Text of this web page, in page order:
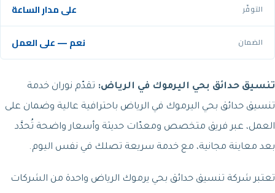
التوفّر على مدار الساعة
الضمان نعم — على العمل
تنسيق حدائق بحي اليرموك في الرياض: تقدّم نوران خدمة
تنسيق حدائق بحي اليرموك في الرياض باحترافية عالية وضمان على
العمل، عبر فريق متخصص ومعدّات حديثة وأسعار واضحة تُحدَّد
بعد معاينة مجانية، مع خدمة سريعة تصلك في نفس اليوم.
تعتبر شركة تنسيق حدائق بحي يرموك الرياض واحدة من الشركات